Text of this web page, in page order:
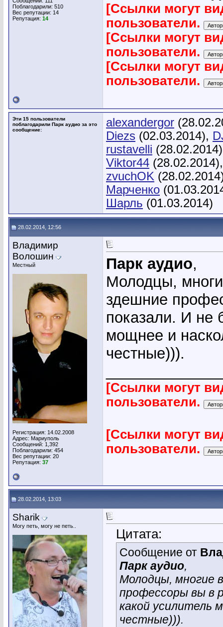
Поблагодарили: 510
Вес репутации: 14
Репутация: 14
[Ссылки могут
пользователи.
[Ссылки могут
пользователи.
[Ссылки могут
пользователи.
Эти 15 пользователи
поблагодарили Парк аудио за это
сообщение:
alexandergor
Diezs (02.03.2014),
rustavelli
Viktor44
zvuchOK
Марченко
Шарль (01.03.2014)
28.02.2014, 12:56
Владимир
Волошин
Местный
Регистрация: 14.02.2008
Адрес: Мариуполь
Сообщений: 1,392
Поблагодарили: 454
Вес репутации: 20
Репутация: 37
Парк аудио,
Молодцы,
здешние
показали. И не
мощнее и
честные))).
[Ссылки могут
пользователи.
[Ссылки могут
пользователи.
28.02.2014, 13:03
Sharik
Могу петь, могу не петь..
Цитата:
Сообщение от
Парк аудио,
Молодцы, многие
профессоры вы в
какой усилитель
честные))).